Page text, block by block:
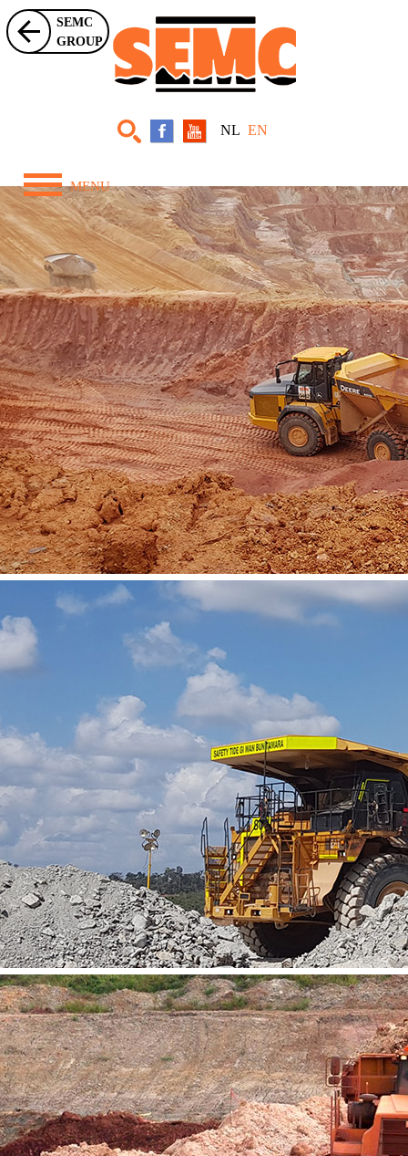
SEMC
GROUP
NL EN
MENU
Home
About Us
Equipment
Projects
News
Vacancies
Contact